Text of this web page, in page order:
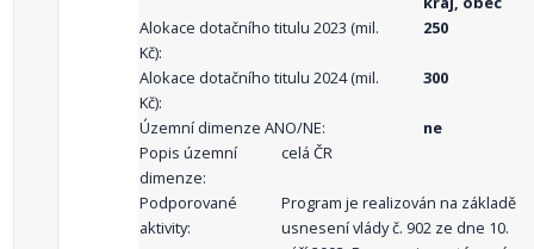
Alokace dotačního titulu 2023 (mil.
Kč):
250
Alokace dotačního titulu 2024 (mil.
Kč):
300
Územní dimenze ANO/NE:
ne
Popis územní
dimenze:
celá ČR
Podporované
aktivity:
Program je realizován na základě
usnesení vlády č. 902 ze dne 10.